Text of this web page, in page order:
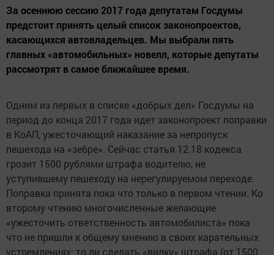
За осеннюю сессию 2017 года депутатам Госдумы
предстоит принять целый список законопроектов,
касающихся автовладельцев. Мы выбрали пять
главных «автомобильных» новелл, которые депутаты
рассмотрят в самое ближайшее время.
Одним из первых в списке «добрых дел» Госдумы на
период до конца 2017 года идет законопроект поправки
в КоАП, ужесточающий наказание за непропуск
пешехода на «зебре». Сейчас статья 12.18 кодекса
грозит 1500 рублями штрафа водителю, не
уступившему пешеходу на нерегулируемом переходе.
Поправка принята пока что только в первом чтении. Ко
второму чтению многочисленные желающие
«ужесточить ответственность автомобилиста» пока
что не пришли к общему мнению в своих карательных
устремлениях: то ли сделать «вилку» штрафа (от 1500